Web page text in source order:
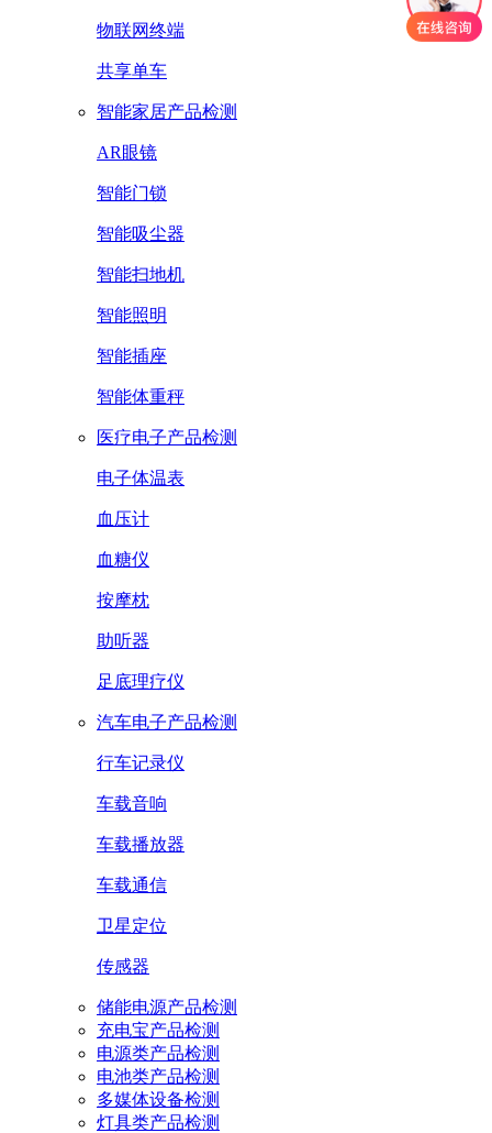
物联网终端
共享单车
智能家居产品检测
AR眼镜
智能门锁
智能吸尘器
智能扫地机
智能照明
智能插座
智能体重秤
医疗电子产品检测
电子体温表
血压计
血糖仪
按摩枕
助听器
足底理疗仪
汽车电子产品检测
行车记录仪
车载音响
车载播放器
车载通信
卫星定位
传感器
储能电源产品检测
充电宝产品检测
电源类产品检测
电池类产品检测
多媒体设备检测
灯具类产品检测